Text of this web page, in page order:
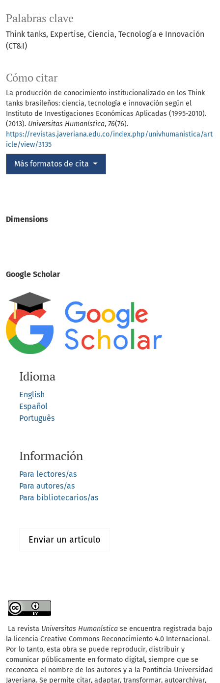
Palabras clave
Think tanks Expertise Ciencia Tecnología e Innovación
(CT&I)
Cómo citar
La producción de conocimiento institucionalizado en los Think
tanks brasileños: ciencia, tecnología e innovación según el
Instituto de Investigaciones Económicas Aplicadas (1995-2010).
(2013). Universitas Humanística, 76(76).
https://revistas.javeriana.edu.co/index.php/univhumanistica/art
icle/view/3135
Más formatos de cita
Dimensions
Google Scholar
Idioma
English
Español
Português
Información
Para lectores/as
Para autores/as
Para bibliotecarios/as
Enviar un artículo
La revista Universitas Humanística se encuentra registrada bajo
la licencia Creative Commons Reconocimiento 4.0 Internacional.
Por lo tanto, esta obra se puede reproducir, distribuir y
comunicar públicamente en formato digital, siempre que se
reconozca el nombre de los autores y a la Pontificia Universidad
Javeriana. Se permite citar, adaptar, transformar, autoarchivar,